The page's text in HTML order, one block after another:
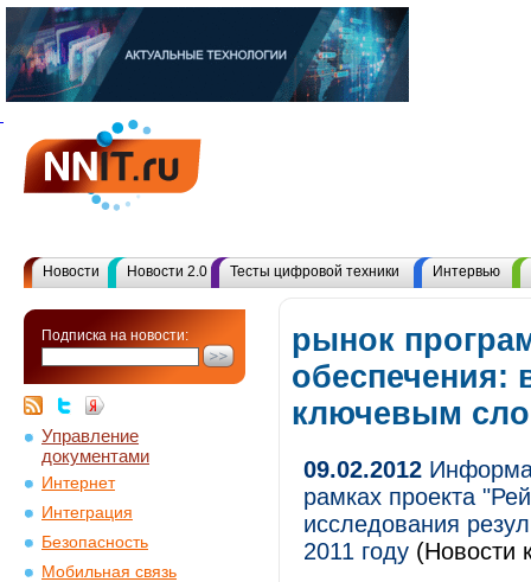
Новости Новости 2.0 Тесты цифровой техники Интервью
Подписка на новости:
Управление
документами
Интернет
Интеграция
Безопасность
Мобильная связь
рынок
обеспечения:
ключевым
09.02.2012
рамках проекта
исследования
2011 году (Новости